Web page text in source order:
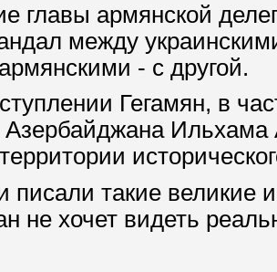
главы армянской
между
- с другой.
Гегамян, в
Азербайджана
такие великие
не хочет видеть